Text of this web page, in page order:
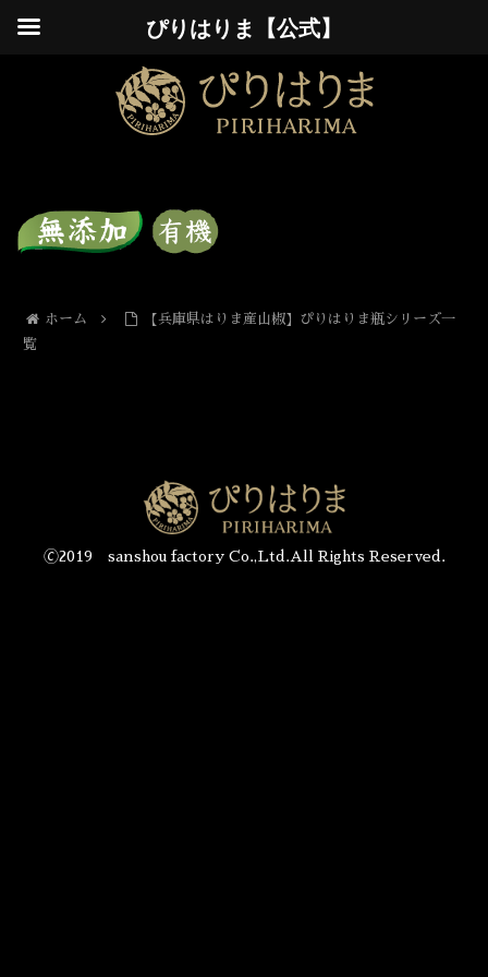
ホーム
【兵庫県はりま産山椒】ぴりはりま瓶シリーズ一
覧
🄫2019 sanshou factory Co.,Ltd.All Rights Reserved.
ぴりはりま【公式】